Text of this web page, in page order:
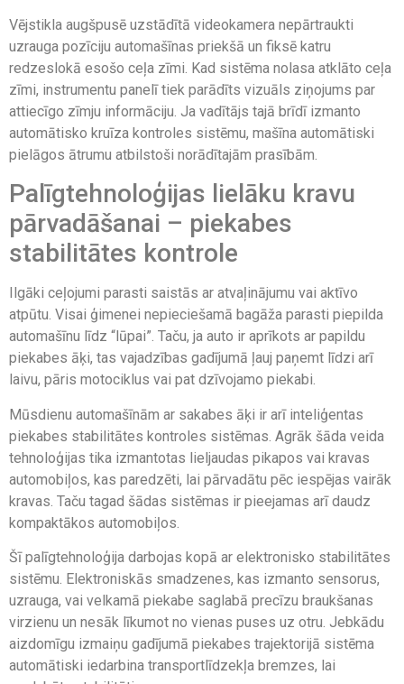
Vējstikla augšpusē uzstādītā videokamera nepārtraukti
uzrauga pozīciju automašīnas priekšā un fiksē katru
redzeslokā esošo ceļa zīmi. Kad sistēma nolasa atklāto ceļa
zīmi, instrumentu panelī tiek parādīts vizuāls ziņojums par
attiecīgo zīmju informāciju. Ja vadītājs tajā brīdī izmanto
automātisko kruīza kontroles sistēmu, mašīna automātiski
pielāgos ātrumu atbilstoši norādītajām prasībām.
Palīgtehnoloģijas lielāku kravu
pārvadāšanai – piekabes
stabilitātes kontrole
Ilgāki ceļojumi parasti saistās ar atvaļinājumu vai aktīvo
atpūtu. Visai ģimenei nepieciešamā bagāža parasti piepilda
automašīnu līdz “lūpai”. Taču, ja auto ir aprīkots ar papildu
piekabes āķi, tas vajadzības gadījumā ļauj paņemt līdzi arī
laivu, pāris motociklus vai pat dzīvojamo piekabi.
Mūsdienu automašīnām ar sakabes āķi ir arī inteliģentas
piekabes stabilitātes kontroles sistēmas. Agrāk šāda veida
tehnoloģijas tika izmantotas lieljaudas pikapos vai kravas
automobiļos, kas paredzēti, lai pārvadātu pēc iespējas vairāk
kravas. Taču tagad šādas sistēmas ir pieejamas arī daudz
kompaktākos automobiļos.
Šī palīgtehnoloģija darbojas kopā ar elektronisko stabilitātes
sistēmu. Elektroniskās smadzenes, kas izmanto sensorus,
uzrauga, vai velkamā piekabe saglabā precīzu braukšanas
virzienu un nesāk līkumot no vienas puses uz otru. Jebkādu
aizdomīgu izmaiņu gadījumā piekabes trajektorijā sistēma
automātiski iedarbina transportlīdzekļa bremzes, lai